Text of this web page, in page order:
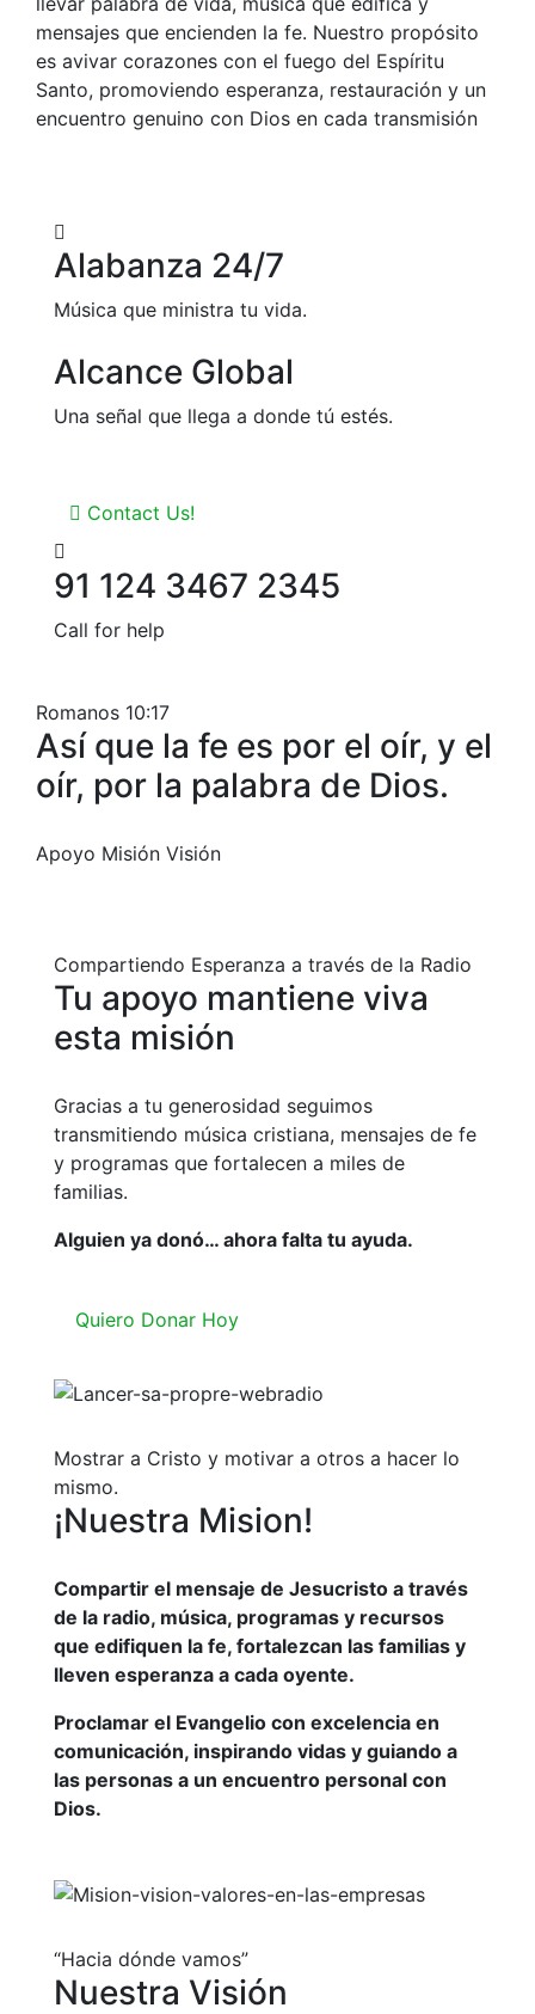
mensajes que encienden la fe. Nuestro propósito
es avivar corazones con el fuego del Espíritu
Santo, promoviendo esperanza, restauración y un
encuentro genuino con Dios en cada transmisión
Alabanza 24/7
Música que ministra tu vida.
Alcance Global
Una señal que llega a donde tú estés.
Contact Us!
91 124 3467 2345
Call for help
Romanos 10:17
Así que la fe es por el oír, y el
oír, por la palabra de Dios.
Apoyo Misión Visión
Compartiendo Esperanza a través de la Radio
Tu apoyo mantiene viva
esta misión
Gracias a tu generosidad seguimos
transmitiendo música cristiana, mensajes de fe
y programas que fortalecen a miles de
familias.
Alguien ya donó… ahora falta tu ayuda.
Quiero Donar Hoy
Mostrar a Cristo y motivar a otros a hacer lo
mismo.
¡Nuestra Mision!
Compartir el mensaje de Jesucristo a través
de la radio, música, programas y recursos
que edifiquen la fe, fortalezcan las familias y
lleven esperanza a cada oyente.
Proclamar el Evangelio con excelencia en
comunicación, inspirando vidas y guiando a
las personas a un encuentro personal con
Dios.
“Hacia dónde vamos”
Nuestra Visión